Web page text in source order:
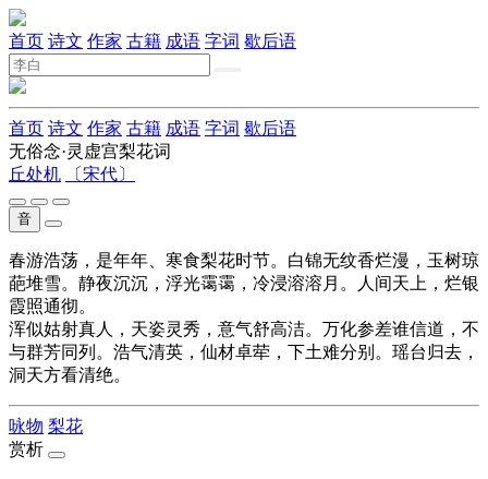
首页 诗文 作家 古籍 成语 字词 歇后语
首页 诗文 作家 古籍 成语 字词 歇后语
无俗念·灵虚宫梨花词
丘处机
〔宋代〕
音
春游浩荡，是年年、寒食梨花时节。白锦无纹香烂漫，玉树琼
葩堆雪。静夜沉沉，浮光霭霭，冷浸溶溶月。人间天上，烂银
霞照通彻。
浑似姑射真人，天姿灵秀，意气舒高洁。万化参差谁信道，不
与群芳同列。浩气清英，仙材卓荦，下土难分别。瑶台归去，
洞天方看清绝。
咏物 梨花
赏析